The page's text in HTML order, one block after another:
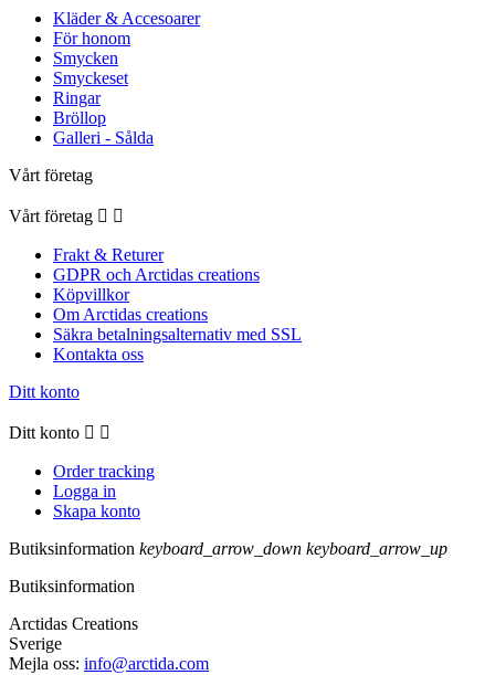
Kläder & Accesoarer
För honom
Smycken
Smyckeset
Ringar
Bröllop
Galleri - Sålda
Vårt företag
Vårt företag  
Frakt & Returer
GDPR och Arctidas creations
Köpvillkor
Om Arctidas creations
Säkra betalningsalternativ med SSL
Kontakta oss
Ditt konto
Ditt konto  
Order tracking
Logga in
Skapa konto
Butiksinformation keyboard_arrow_down keyboard_arrow_up
Butiksinformation
Arctidas Creations
Sverige
Mejla oss: info@arctida.com